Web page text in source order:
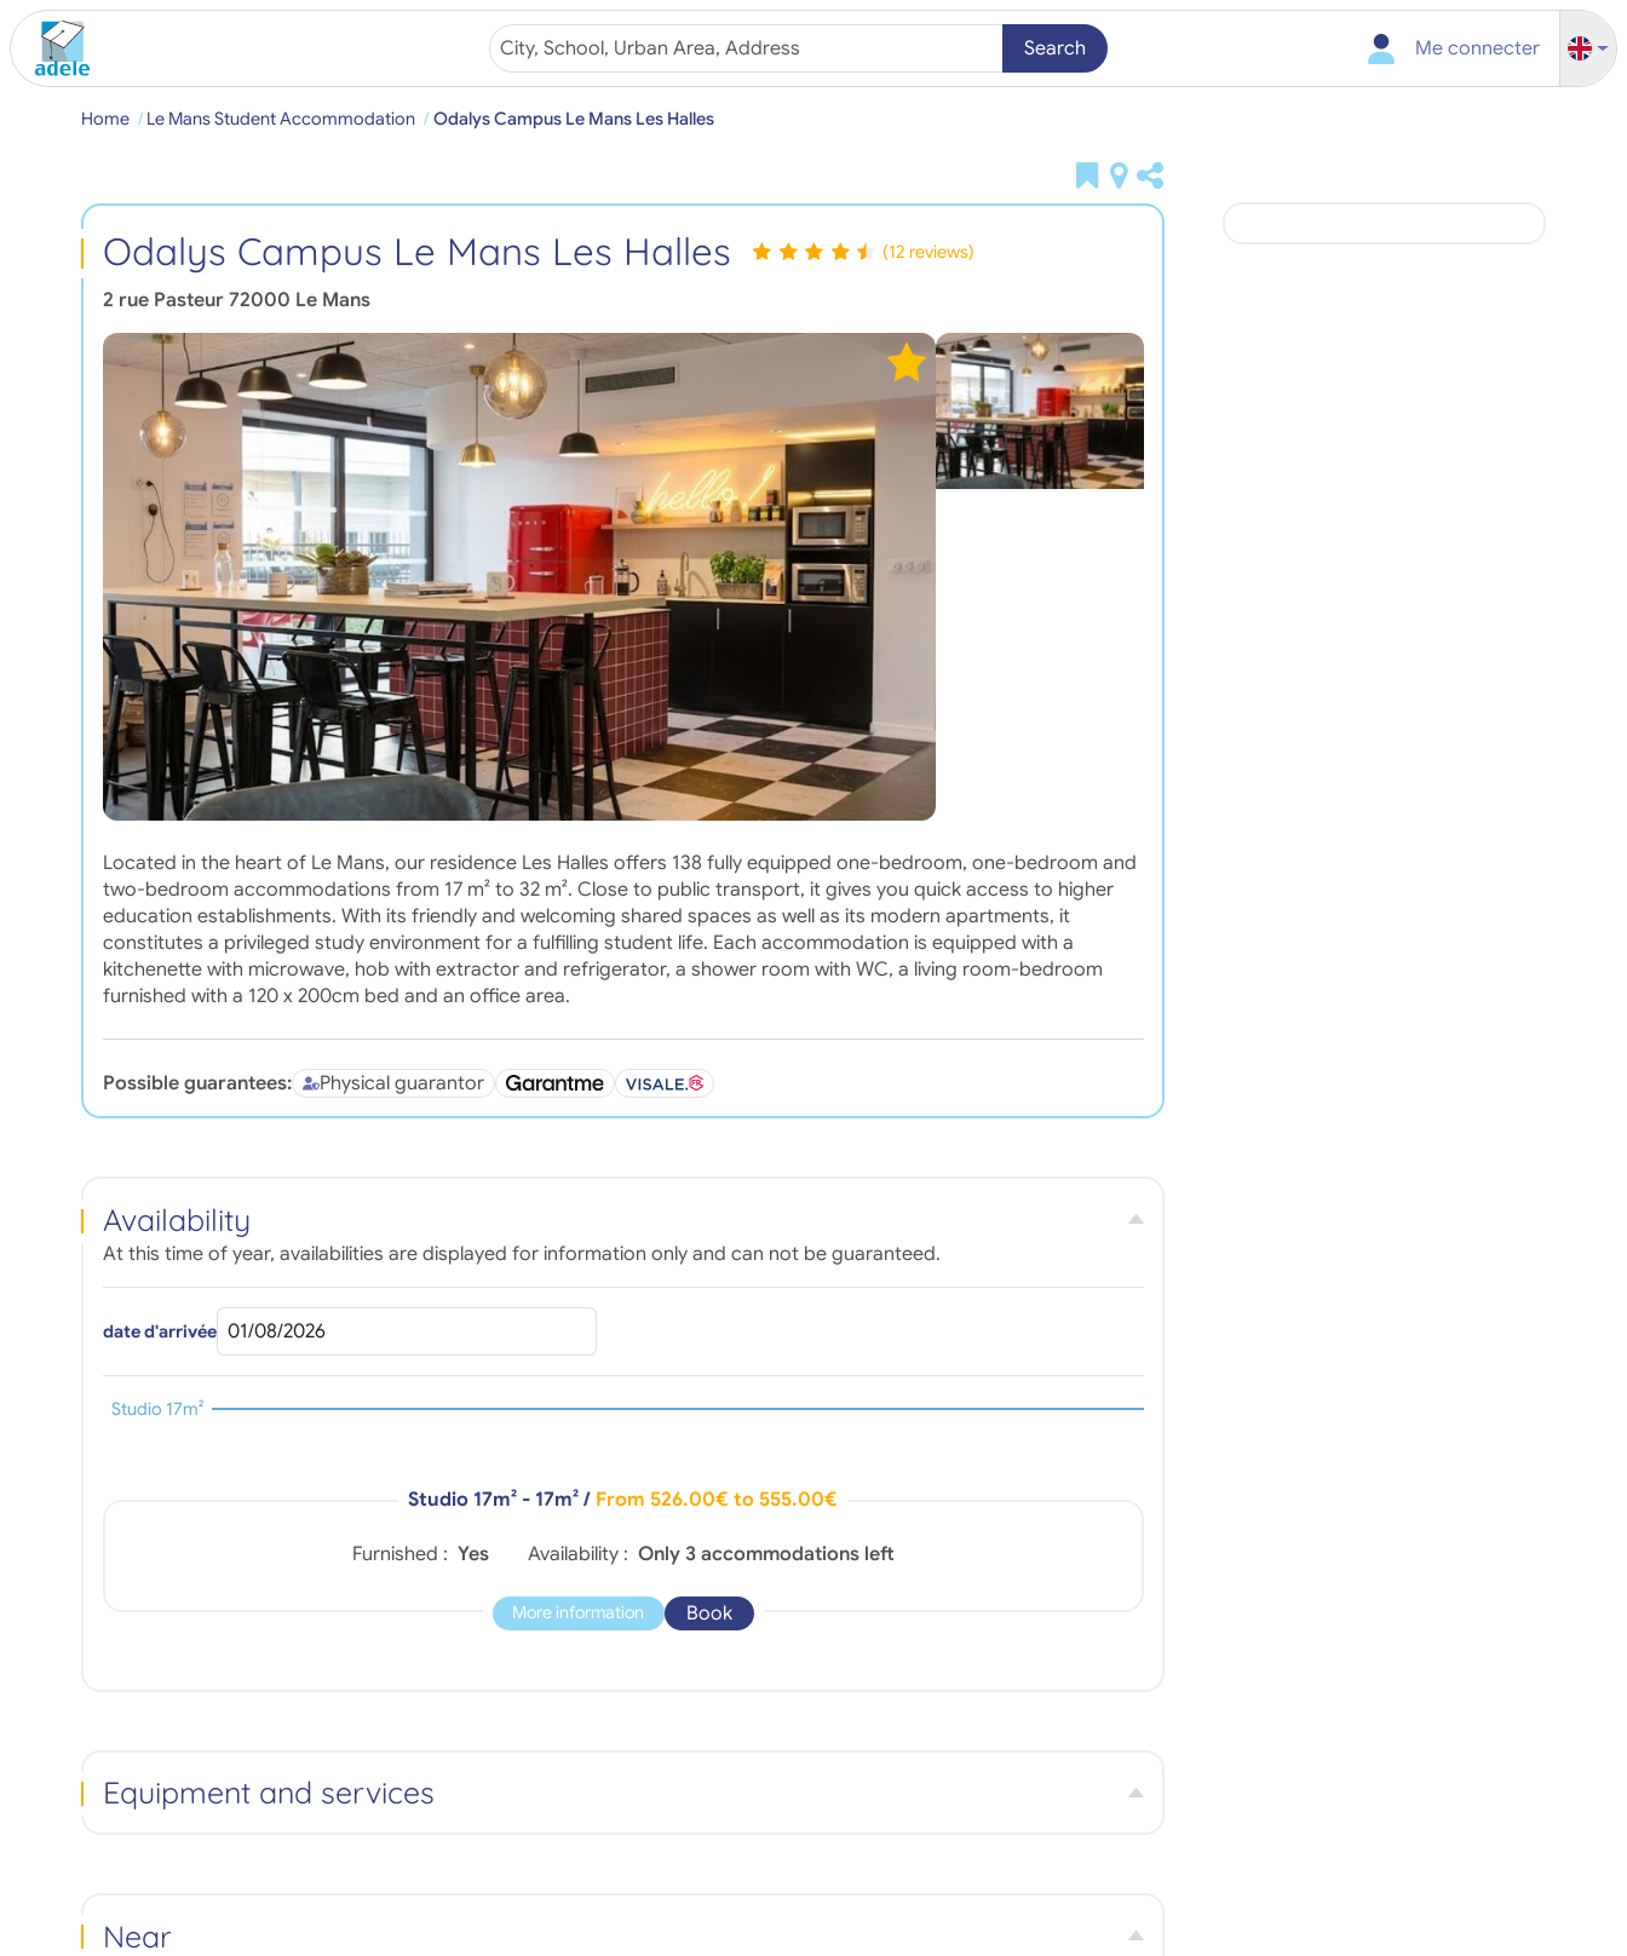
Search Me connecter
Home Le Mans Student Accommodation Odalys Campus Le Mans Les Halles
Odalys Campus Le Mans Les Halles (12 reviews)
2 rue Pasteur 72000 Le Mans
Located in the heart of Le Mans, our residence Les Halles offers 138 fully equipped one-bedroom, one-bedroom and
two-bedroom accommodations from 17 m² to 32 m². Close to public transport, it gives you quick access to higher
education establishments. With its friendly and welcoming shared spaces as well as its modern apartments, it
constitutes a privileged study environment for a fulfilling student life. Each accommodation is equipped with a
kitchenette with microwave, hob with extractor and refrigerator, a shower room with WC, a living room-bedroom
furnished with a 120 x 200cm bed and an office area.
Possible guarantees: Physical guarantor
Availability
At this time of year, availabilities are displayed for information only and can not be guaranteed.
date d'arrivée
Studio 17m²
Studio 17m² - 17m² / From 526.00€ to 555.00€
Furnished : Yes Availability : Only 3 accommodations left
More information Book
Equipment and services
Near